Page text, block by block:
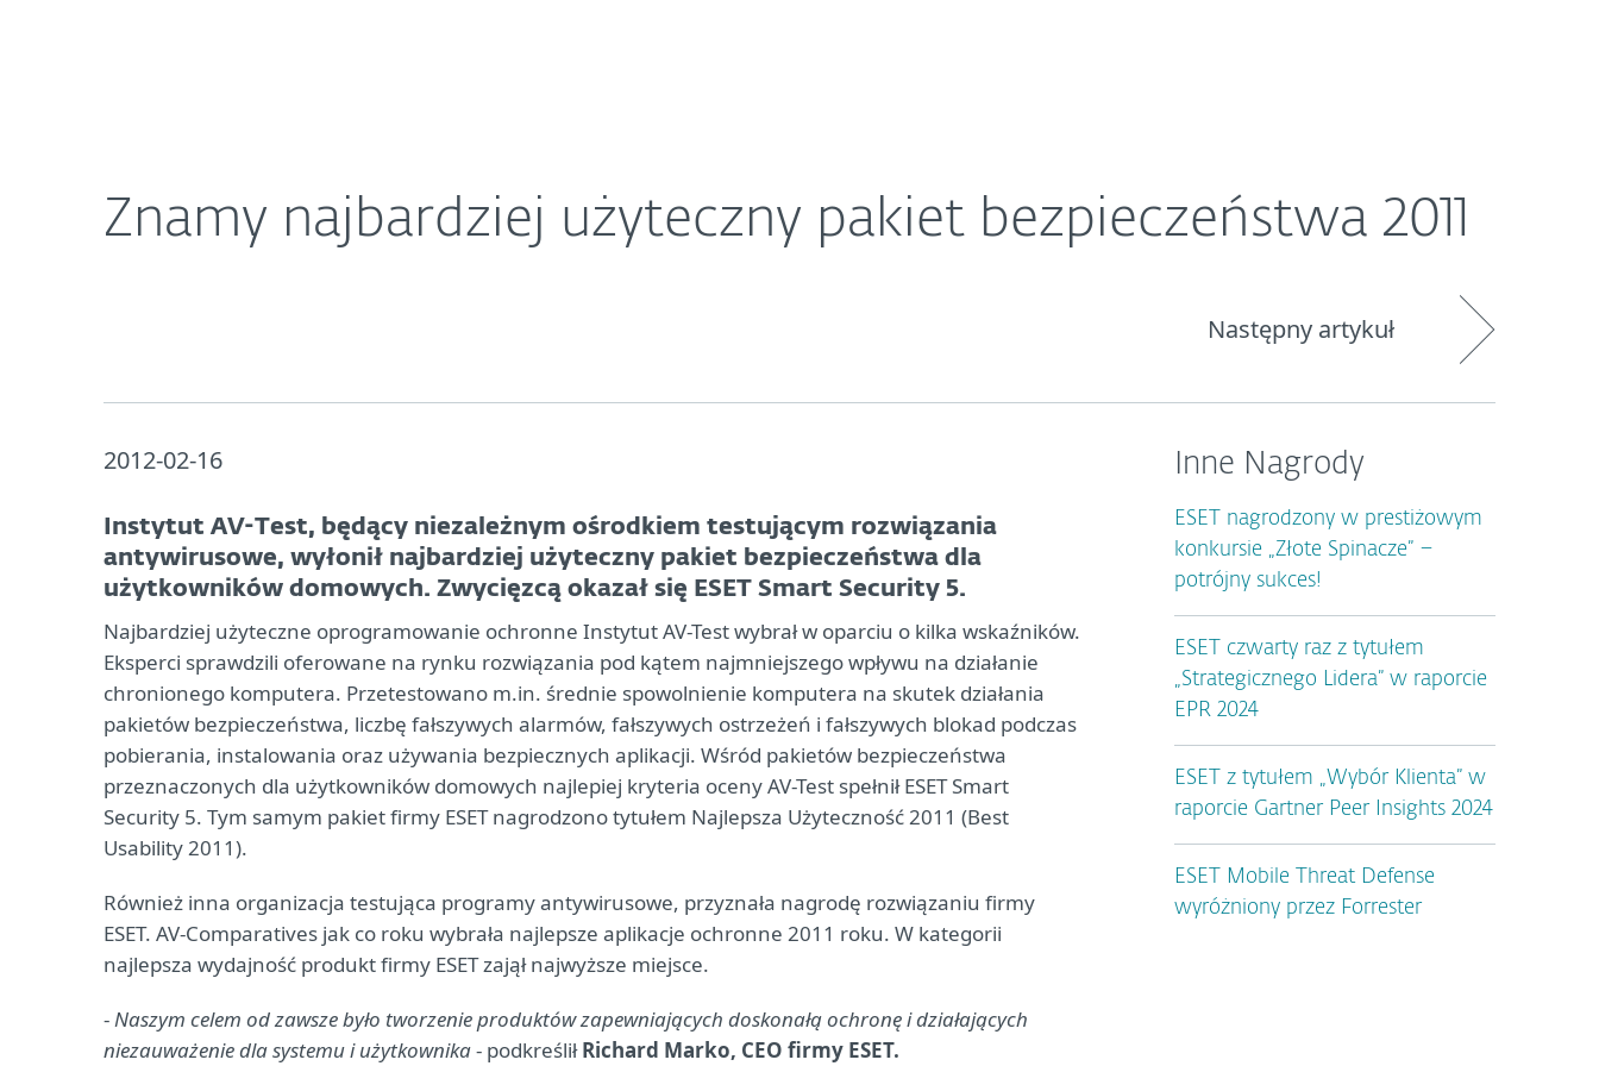
Znamy najbardziej użyteczny pakiet bezpieczeństwa 2011
Następny artykuł
2012-02-16
Instytut AV-Test, będący niezależnym ośrodkiem testującym rozwiązania
antywirusowe, wyłonił najbardziej użyteczny pakiet bezpieczeństwa dla
użytkowników domowych. Zwycięzcą okazał się ESET Smart Security 5.
Najbardziej użyteczne oprogramowanie ochronne Instytut AV-Test wybrał w oparciu o kilka wskaźników.
Eksperci sprawdzili oferowane na rynku rozwiązania pod kątem najmniejszego wpływu na działanie
chronionego komputera. Przetestowano m.in. średnie spowolnienie komputera na skutek działania
pakietów bezpieczeństwa, liczbę fałszywych alarmów, fałszywych ostrzeżeń i fałszywych blokad podczas
pobierania, instalowania oraz używania bezpiecznych aplikacji. Wśród pakietów bezpieczeństwa
przeznaczonych dla użytkowników domowych najlepiej kryteria oceny AV-Test spełnił ESET Smart
Security 5. Tym samym pakiet firmy ESET nagrodzono tytułem Najlepsza Użyteczność 2011 (Best
Usability 2011).
Również inna organizacja testująca programy antywirusowe, przyznała nagrodę rozwiązaniu firmy
ESET. AV-Comparatives jak co roku wybrała najlepsze aplikacje ochronne 2011 roku. W kategorii
najlepsza wydajność produkt firmy ESET zajął najwyższe miejsce.
-Naszym celem od zawsze było tworzenie produktów zapewniających doskonałą ochronę i działających
niezauważenie dla systemu i użytkownika- podkreśliłRichard Marko, CEO firmy ESET.
Inne Nagrody
ESET nagrodzony w prestiżowym
konkursie „Złote Spinacze” –
potrójny sukces!
ESET czwarty raz z tytułem
„Strategicznego Lidera” w raporcie
EPR 2024
ESET z tytułem „Wybór Klienta” w
raporcie Gartner Peer Insights 2024
ESET Mobile Threat Defense
wyróżniony przez Forrester